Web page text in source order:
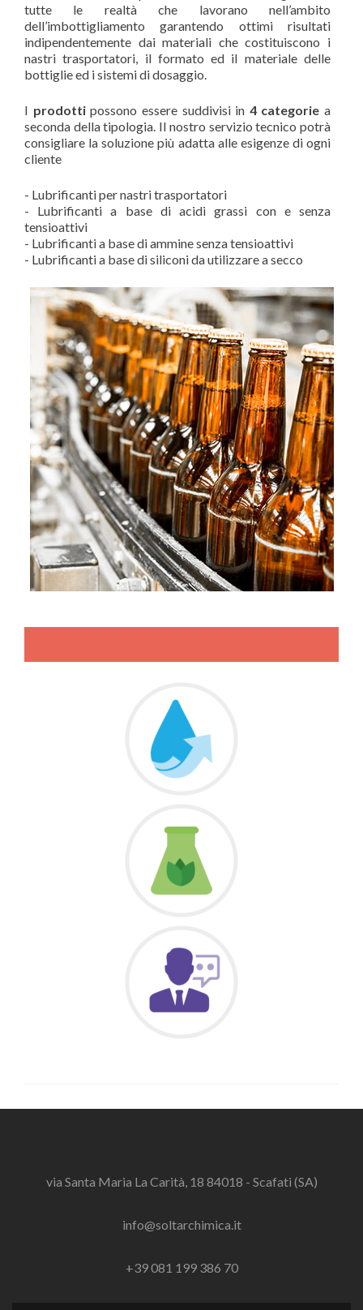
tutte le realtà che lavorano nell’ambito
dell’imbottigliamento garantendo ottimi risultati
indipendentemente dai materiali che costituiscono i
nastri trasportatori, il formato ed il materiale delle
bottiglie ed i sistemi di dosaggio.
I prodottipossono essere suddivisi in 4 categorie a
seconda della tipologia. Il nostro servizio tecnico potrà
consigliare la soluzione più adatta alle esigenze di ogni
cliente
- Lubrificanti per nastri trasportatori
- Lubrificanti a base di acidi grassi con e senza
tensioattivi
- Lubrificanti a base di ammine senza tensioattivi
- Lubrificanti a base di siliconi da utilizzare a secco
via Santa Maria La Carità, 18 84018 - Scafati (SA)
info@soltarchimica.it
+39 081 199 386 70